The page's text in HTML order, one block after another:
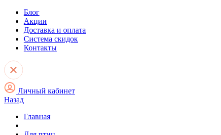
Блог
Акции
Доставка и оплата
Система скидок
Контакты
Личный кабинет
Назад
Главная